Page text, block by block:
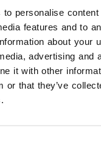
to personalise
features and to
about your
advertising and
it with other
or that they’ve
-
fylld med våra